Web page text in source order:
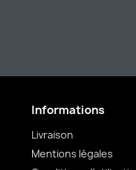
Informations
Livraison
Mentions légales